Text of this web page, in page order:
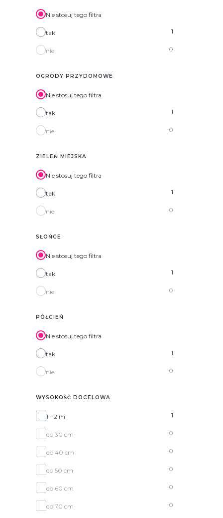
Nie stosuj tego filtra
tak 1
nie 0
OGRODY PRZYDOMOWE
Nie stosuj tego filtra
tak 1
nie 0
ZIELEŃ MIEJSKA
Nie stosuj tego filtra
tak 1
nie 0
SŁOŃCE
Nie stosuj tego filtra
tak 1
nie 0
PÓŁCIEŃ
Nie stosuj tego filtra
tak 1
nie 0
WYSOKOŚĆ DOCELOWA
Wysokość docelowa
1 - 2 m 1
do 30 cm 0
do 40 cm 0
do 50 cm 0
do 60 cm 0
do 70 cm 0